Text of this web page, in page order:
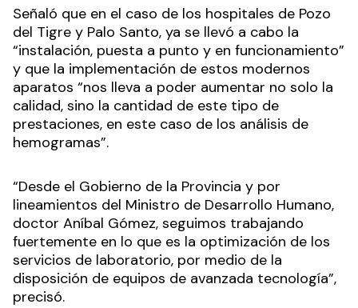
Señaló que en el caso de los hospitales de Pozo
del Tigre y Palo Santo, ya se llevó a cabo la
“instalación, puesta a punto y en funcionamiento”
y que la implementación de estos modernos
aparatos “nos lleva a poder aumentar no solo la
calidad, sino la cantidad de este tipo de
prestaciones, en este caso de los análisis de
hemogramas”.
“Desde el Gobierno de la Provincia y por
lineamientos del Ministro de Desarrollo Humano,
doctor Aníbal Gómez, seguimos trabajando
fuertemente en lo que es la optimización de los
servicios de laboratorio, por medio de la
disposición de equipos de avanzada tecnología”,
precisó.